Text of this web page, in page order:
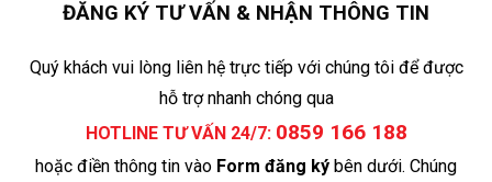
ĐĂNG KÝ TƯ VẤN & NHẬN THÔNG TIN
Quý khách vui lòng liên hệ trực tiếp với chúng tôi để được
hỗ trợ nhanh chóng qua
HOTLINE TƯ VẤN 24/7: 0859 166 188
hoặc điền thông tin vào Form đăng ký bên dưới. Chúng